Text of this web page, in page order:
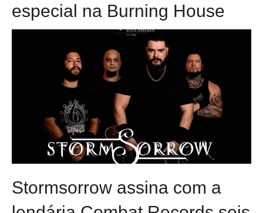
especial na Burning House
Stormsorrow assina com a